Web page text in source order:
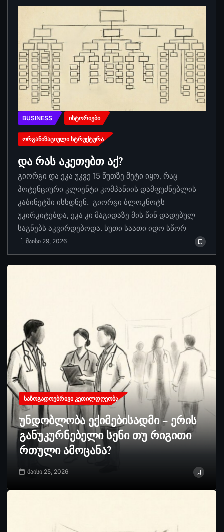
BUSINESS ᲘᲡᲢᲝᲠᲘᲔᲑᲘ
ᲝᲠᲒᲐᲜᲘᲖᲐᲪᲘᲣᲚᲘ ᲡᲢᲠᲣᲥᲢᲣᲠᲐ
და რას აკეთებთ აქ?
გიორგი და ეკა უკვე 15 წუთზე მეტი იყო, რაც
პოტენციური კლიენტი კომპანიის დამფუძნებლის
კაბინეტში ისხდნენ. გიორგი ბლოკნოტს
უკირკიტებდა, ეკა კი მაგიდაზე მის წინ დადებულ
საგნებს აკვირდებოდა. ხუთი საათი იდო სწორ
მაისი 29, 2026
ᲡᲐᲖᲝᲒᲐᲓᲝᲔᲑᲠᲘᲕᲘ ᲙᲔᲗᲘᲚᲓᲦᲔᲝᲑᲐ
უნდობლობა ექიმებისადმი – ერის
განუკურნებელი სენი თუ რიგითი
რთული ამოცანა?
მაისი 25, 2026